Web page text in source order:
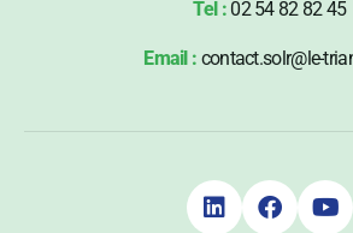
Tel : 02 54 82 82 45
Email : contact.solr@le-
  